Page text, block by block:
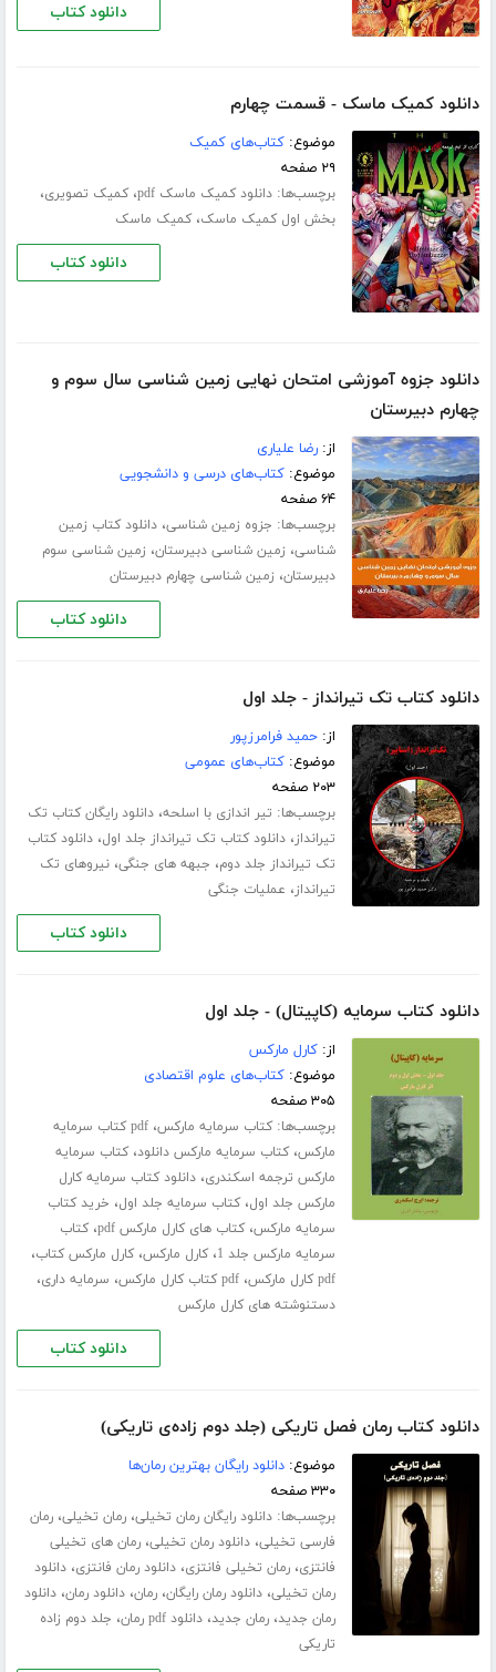
دانلود کتاب
دانلود کمیک ماسک - قسمت چهارم
موضوع:کتاب‌های کمیک
۲۹ صفحه
برچسب‌ها:دانلود کمیک ماسک pdf ،کمیک تصویری،
بخش اول کمیک ماسک،کمیک ماسک
دانلود کتاب
دانلود جزوه آموزشی امتحان نهایی زمین شناسی سال سوم و
چهارم دبیرستان
از:رضا علیاری
موضوع:کتاب‌های درسی و دانشجویی
۶۴ صفحه
برچسب‌ها: جزوه زمین شناسی،دانلود کتاب زمین
شناسی، زمین شناسی دبیرستان، زمین شناسی سوم
دبیرستان، زمین شناسی چهارم دبیرستان
دانلود کتاب
دانلود کتاب تک تیرانداز - جلد اول
از:حمید فرامرزپور
موضوع:کتاب‌های عمومی
۲۰۳ صفحه
برچسب‌ها: تیر اندازی با اسلحه،دانلود رایگان کتاب تک
تیرانداز،دانلود کتاب تک تیرانداز جلد اول،دانلود کتاب
تک تیرانداز جلد دوم، جبهه های جنگی،نیروهای تک
تیرانداز، عملیات جنگی
دانلود کتاب
دانلود کتاب سرمایه (کاپیتال) - جلد اول
از:کارل مارکس
موضوع:کتاب‌های علوم اقتصادی
۳۰۵ صفحه
برچسب‌ها:کتاب سرمایه مارکس،
pdf کتاب سرمایه
مارکس،کتاب سرمایه مارکس دانلود،کتاب سرمایه
مارکس ترجمه اسکندری،دانلود کتاب سرمایه کارل
مارکس جلد اول،کتاب سرمایه جلد اول، خرید کتاب
سرمایه مارکس،کتاب های کارل مارکس pdf ،کتاب
سرمایه مارکس جلد 1
،کارل مارکس،کارل مارکس کتاب،
pdf کارل مارکس ،pdf کتاب کارل مارکس ، سرمایه داری،
دستنوشته های کارل مارکس
دانلود کتاب
دانلود کتاب رمان فصل تاریکی (جلد دوم زاده‌ی تاریکی)
موضوع:دانلود رایگان بهترین رمان‌ها
۳۳۰ صفحه
برچسب‌ها:دانلود رایگان رمان تخیلی،رمان تخیلی،رمان
فارسی تخیلی،دانلود رمان تخیلی،رمان های تخیلی
فانتزی،رمان تخیلی فانتزی،دانلود رمان فانتزی،دانلود
رمان تخیلی،دانلود رمان رایگان،رمان،دانلود رمان،دانلود
رمان جدید،رمان جدید،دانلود pdf رمان ، جلد دوم زاده
تاریکی